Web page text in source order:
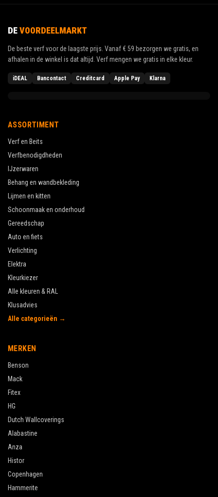
DEVOORDEELMARKT
De beste verf voor de laagste prijs. Vanaf€ 59 bezorgen we gratis, en
afhalen in de winkel is dat altijd. Verf mengen we gratis in elke kleur.
iDEAL Bancontact Creditcard Apple Pay Klarna
ASSORTIMENT
Verf en Beits
Verfbenodigdheden
IJzerwaren
Behang en wandbekleding
Lijmen en kitten
Schoonmaak en onderhoud
Gereedschap
Auto en fiets
Verlichting
Elektra
Kleurkiezer
Alle kleuren & RAL
Klusadvies
Alle categorieën →
MERKEN
Benson
Mack
Fitex
HG
Dutch Wallcoverings
Alabastine
Anza
Histor
Copenhagen
Hammerite